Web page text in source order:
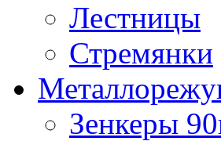
Лестницы
Стремянки
Зенкеры